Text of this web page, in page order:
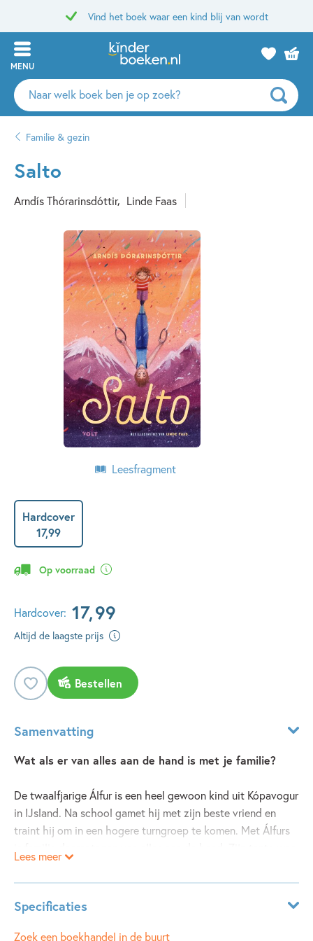
Vind het boek waar een kind blij van wordt
MENU
Zoeken
naar
auteurs
uitgevers
Familie & gezin
Salto
Arndís Thórarinsdóttir Linde Faas
Leesfragment
Hardcover
17,99
Op voorraad
Hardcover: 17,99
Altijd de laagste prijs
Bestellen
Samenvatting
Wat als er van alles aan de hand is met je familie?
De twaalfjarige Álfur is een heel gewoon kind uit Kópavogur
in IJsland. Na school gamet hij met zijn beste vriend en
traint hij om in een hogere turngroep te komen. Met Álfurs
ooit de beste turnster van IJsland, maar niemand praat meer
met haar. En als bij Eiki, zijn drie jaar oude broertje, autisme
wordt vastgesteld, staat de wereld op zijn kop. Ineens
mogen ze thuis geen gluten meer eten en worden ze een
plasticvrij huishouden. Alsof dat Eiki zal helpen... Hun
Lees meer
Specificaties
ISBN: 9789021483269
Zoek een boekhandel in de buurt